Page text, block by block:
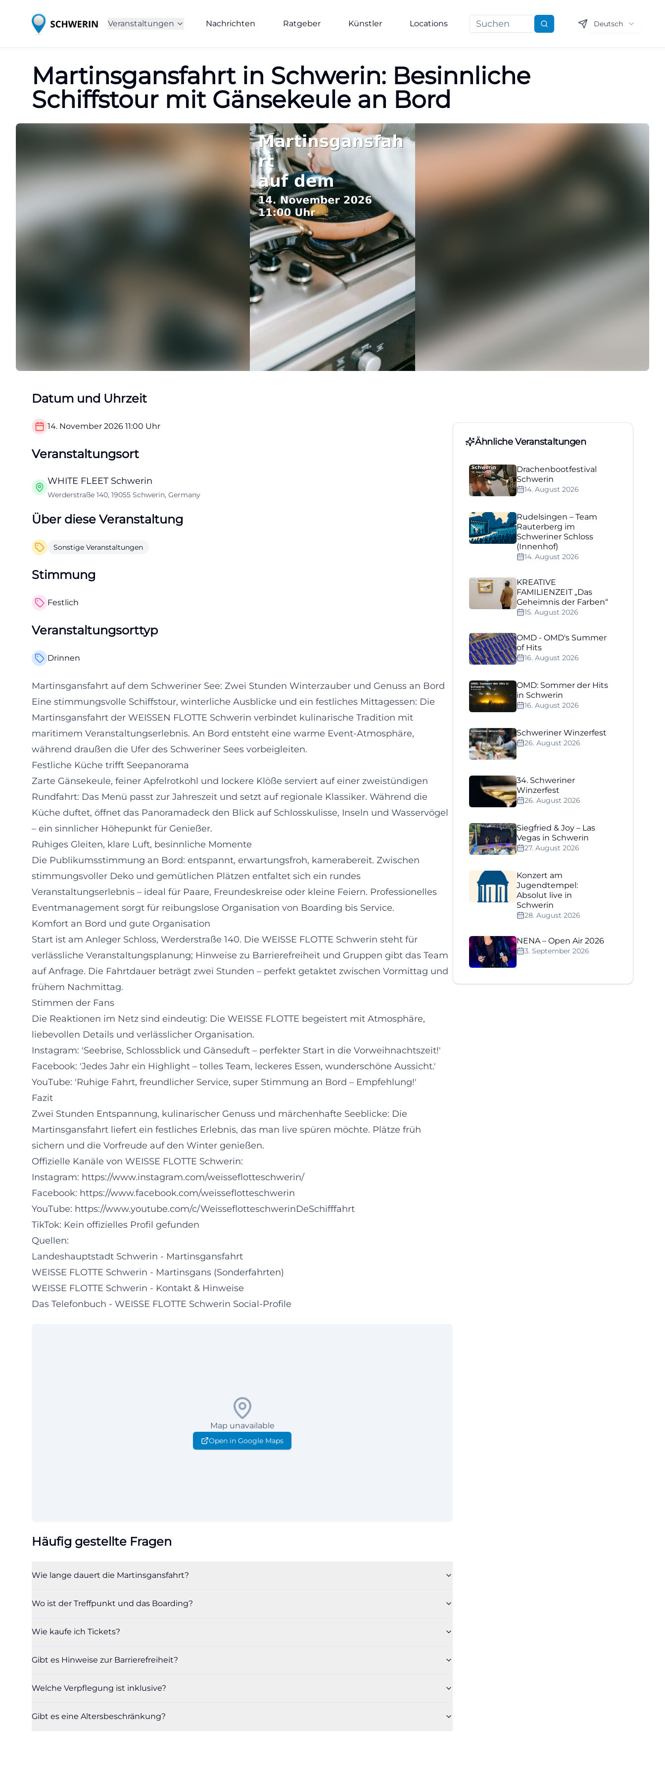
Veranstaltungen Nachrichten Ratgeber Künstler Locations Suchen Deutsch
Martinsgansfahrt in Schwerin: Besinnliche
Schiffstour mit Gänsekeule an Bord
Datum und Uhrzeit
14. November 2026 11:00 Uhr
Veranstaltungsort
WHITE FLEET Schwerin
Werderstraße 140, 19055 Schwerin, Germany
Über diese Veranstaltung
Sonstige Veranstaltungen
Stimmung
Festlich
Veranstaltungsorttyp
Drinnen
Martinsgansfahrt auf dem Schweriner See: Zwei Stunden Winterzauber und Genuss an Bord
Eine stimmungsvolle Schiffstour, winterliche Ausblicke und ein festliches Mittagessen: Die
Martinsgansfahrt der WEISSEN FLOTTE Schwerin verbindet kulinarische Tradition mit
maritimem Veranstaltungserlebnis. An Bord entsteht eine warme Event-Atmosphäre,
während draußen die Ufer des Schweriner Sees vorbeigleiten.
Festliche Küche trifft Seepanorama
Zarte Gänsekeule, feiner Apfelrotkohl und lockere Klöße serviert auf einer zweistündigen
Rundfahrt: Das Menü passt zur Jahreszeit und setzt auf regionale Klassiker. Während die
Küche duftet, öffnet das Panoramadeck den Blick auf Schlosskulisse, Inseln und Wasservögel
– ein sinnlicher Höhepunkt für Genießer.
Ruhiges Gleiten, klare Luft, besinnliche Momente
Die Publikumsstimmung an Bord: entspannt, erwartungsfroh, kamerabereit. Zwischen
stimmungsvoller Deko und gemütlichen Plätzen entfaltet sich ein rundes
Veranstaltungserlebnis – ideal für Paare, Freundeskreise oder kleine Feiern. Professionelles
Eventmanagement sorgt für reibungslose Organisation von Boarding bis Service.
Komfort an Bord und gute Organisation
Start ist am Anleger Schloss, Werderstraße 140. Die WEISSE FLOTTE Schwerin steht für
verlässliche Veranstaltungsplanung; Hinweise zu Barrierefreiheit und Gruppen gibt das Team
auf Anfrage. Die Fahrtdauer beträgt zwei Stunden – perfekt getaktet zwischen Vormittag und
frühem Nachmittag.
Stimmen der Fans
Die Reaktionen im Netz sind eindeutig: Die WEISSE FLOTTE begeistert mit Atmosphäre,
liebevollen Details und verlässlicher Organisation.
Instagram: 'Seebrise, Schlossblick und Gänseduft – perfekter Start in die Vorweihnachtszeit!'
Facebook: 'Jedes Jahr ein Highlight – tolles Team, leckeres Essen, wunderschöne Aussicht.'
YouTube: 'Ruhige Fahrt, freundlicher Service, super Stimmung an Bord – Empfehlung!'
Fazit
Zwei Stunden Entspannung, kulinarischer Genuss und märchenhafte Seeblicke: Die
Martinsgansfahrt liefert ein festliches Erlebnis, das man live spüren möchte. Plätze früh
sichern und die Vorfreude auf den Winter genießen.
Offizielle Kanäle von WEISSE FLOTTE Schwerin:
Instagram: https://www.instagram.com/weisseflotteschwerin/
Facebook: https://www.facebook.com/weisseflotteschwerin
YouTube: https://www.youtube.com/c/WeisseflotteschwerinDeSchifffahrt
TikTok: Kein offizielles Profil gefunden
Quellen:
Landeshauptstadt Schwerin - Martinsgansfahrt
WEISSE FLOTTE Schwerin - Martinsgans (Sonderfahrten)
WEISSE FLOTTE Schwerin - Kontakt & Hinweise
Das Telefonbuch - WEISSE FLOTTE Schwerin Social-Profile
Map unavailable
Open in Google Maps
Häufig gestellte Fragen
Wie lange dauert die Martinsgansfahrt?
Wo ist der Treffpunkt und das Boarding?
Wie kaufe ich Tickets?
Gibt es Hinweise zur Barrierefreiheit?
Welche Verpflegung ist inklusive?
Gibt es eine Altersbeschränkung?
Ähnliche Veranstaltungen
Drachenbootfestival
Schwerin
14. August 2026
Rudelsingen – Team
Rauterberg im
Schweriner Schloss
(Innenhof)
14. August 2026
KREATIVE
FAMILIENZEIT „Das
Geheimnis der Farben“
15. August 2026
OMD - OMD's Summer
of Hits
16. August 2026
OMD: Sommer der Hits
in Schwerin
16. August 2026
Schweriner Winzerfest
26. August 2026
34. Schweriner
Winzerfest
26. August 2026
Siegfried & Joy – Las
Vegas in Schwerin
27. August 2026
Konzert am
Jugendtempel:
Absolut live in
Schwerin
28. August 2026
NENA – Open Air 2026
3. September 2026